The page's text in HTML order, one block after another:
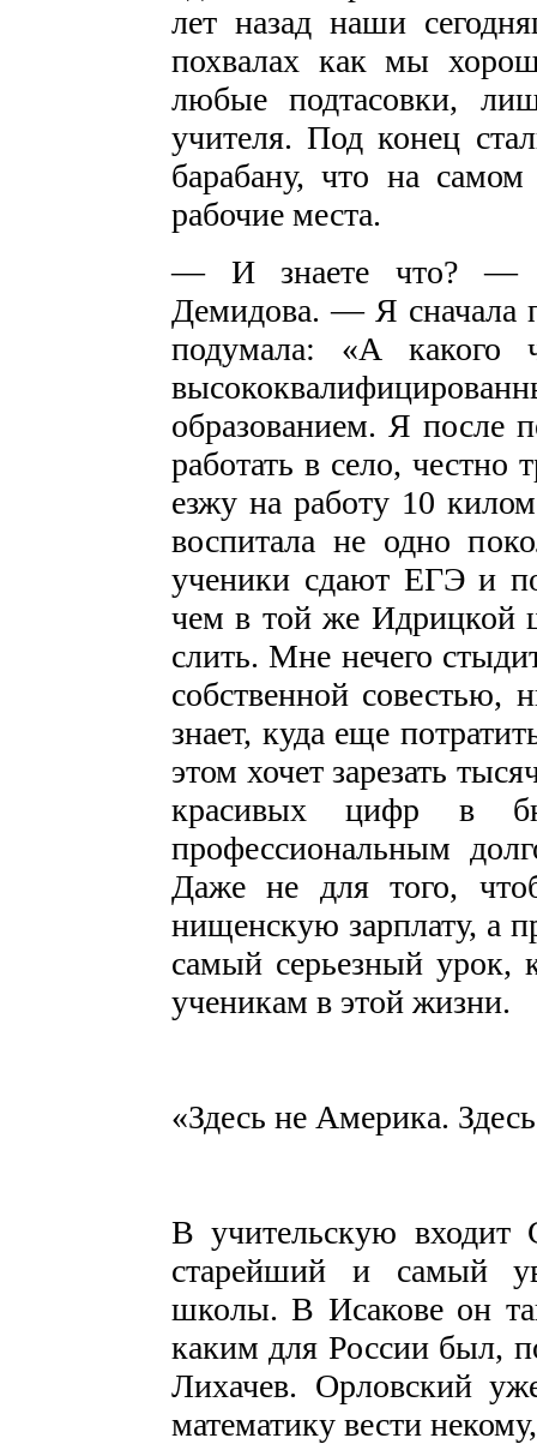
лет назад наши
похвалах как мы
любые подтасовки,
учителя. Под конец
барабану, что на
рабочие места.
— И знаете что? —
Демидова. — Я сначала
подумала: «А
образованием. Я после
работать в село, честно
езжу на работу 10
воспитала не одно
ученики сдают ЕГЭ и
чем в той же Идрицкой
слить. Мне нечего
собственной совестью,
знает, куда еще
этом хочет зарезать
красивых цифр в
профессиональным
Даже не для того,
нищенскую зарплату, а
самый серьезный урок,
ученикам в этой жизни.
«Здесь не Америка.
В учительскую
старейший и самый
школы. В Исакове он
каким для России был,
Лихачев. Орловский
математику вести